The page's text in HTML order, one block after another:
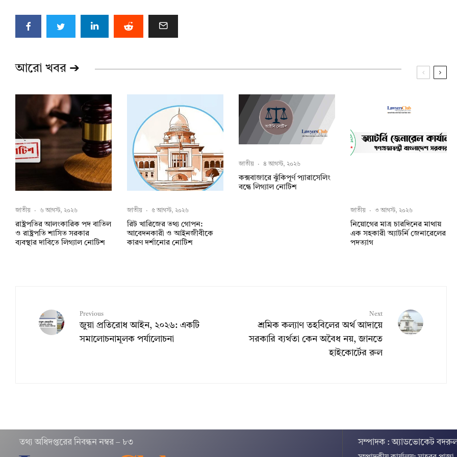
আরো খবর ➔
জাতীয় · ৬ আগস্ট, ২০২৬
রাষ্ট্রপতির আলংকারিক পদ বাতিল
ও রাষ্ট্রপতি শাসিত সরকার
ব্যবস্থার দাবিতে লিগ্যাল নোটিশ
জাতীয় · ৫ আগস্ট, ২০২৬
রিট খারিজের তথ্য গোপন:
আবেদনকারী ও আইনজীবীকে
কারণ দর্শানোর নোটিশ
জাতীয় · ৪ আগস্ট, ২০২৬
কক্সবাজারে ঝুঁকিপূর্ণ প্যারাসেলিং
বন্ধে লিগ্যাল নোটিশ
জাতীয় · ৩ আগস্ট, ২০২৬
নিয়োগের মাত্র চারদিনের মাথায়
এক সহকারী অ্যাটর্নি জেনারেলের
পদত্যাগ
Previous
জুয়া প্রতিরোধ আইন, ২০২৬: একটি
সমালোচনামূলক পর্যালোচনা
Next
শ্রমিক কল্যাণ তহবিলের অর্থ আদায়ে
সরকারি ব্যর্থতা কেন অবৈধ নয়, জানতে
হাইকোর্টের রুল
তথ‌্য অ‌ধিদপ্ত‌রের নিবন্ধন নম্বর – ৮৩ সম্পাদক : অ্যাডভোকেট বদরুল